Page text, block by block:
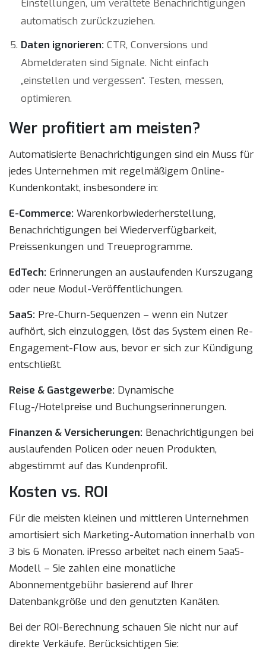
Einstellungen, um veraltete Benachrichtigungen
automatisch zurückzuziehen.
Daten ignorieren: CTR, Conversions und
Abmelderaten sind Signale. Nicht einfach
„einstellen und vergessen“. Testen, messen,
optimieren.
Wer profitiert am meisten?
Automatisierte Benachrichtigungen sind ein Muss für
jedes Unternehmen mit regelmäßigem Online-
Kundenkontakt, insbesondere in:
E-Commerce: Warenkorbwiederherstellung,
Benachrichtigungen bei Wiederverfügbarkeit,
Preissenkungen und Treueprogramme.
EdTech: Erinnerungen an auslaufenden Kurszugang
oder neue Modul-Veröffentlichungen.
SaaS: Pre-Churn-Sequenzen – wenn ein Nutzer
aufhört, sich einzuloggen, löst das System einen Re-
Engagement-Flow aus, bevor er sich zur Kündigung
entschließt.
Reise & Gastgewerbe: Dynamische
Flug-/Hotelpreise und Buchungserinnerungen.
Finanzen & Versicherungen: Benachrichtigungen bei
auslaufenden Policen oder neuen Produkten,
abgestimmt auf das Kundenprofil.
Kosten vs. ROI
Für die meisten kleinen und mittleren Unternehmen
amortisiert sich Marketing-Automation innerhalb von
3 bis 6 Monaten. iPresso arbeitet nach einem SaaS-
Modell – Sie zahlen eine monatliche
Abonnementgebühr basierend auf Ihrer
Datenbankgröße und den genutzten Kanälen.
Bei der ROI-Berechnung schauen Sie nicht nur auf
direkte Verkäufe. Berücksichtigen Sie: